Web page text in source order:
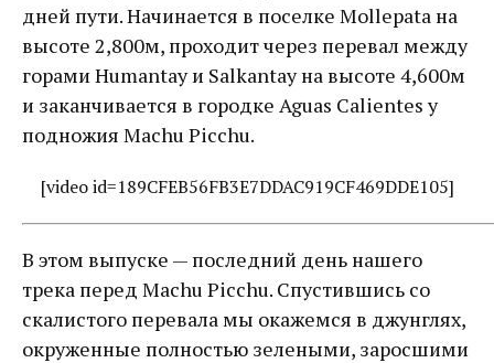
дней пути. Начинается в поселке Mollepata на
высоте 2,800м, проходит через перевал между
горами Humantay и Salkantay на высоте 4,600м
и заканчивается в городке Aguas Calientes у
подножия Machu Picchu.
[video id=189CFEB56FB3E7DDAC919CF469DDE105]
В этом выпуске — последний день нашего
трека перед Machu Picchu. Спустившись со
скалистого перевала мы окажемся в джунглях,
окруженные полностью зелеными, заросшими